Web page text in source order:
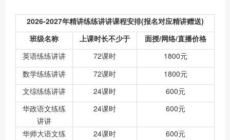
2026-2027年精讲练练讲讲课程安排(报名对应精讲赠送)
班级名称
上课时长不少于
面授/网络/直播价格
英语练练讲讲
72课时
1800元
数学练练讲讲
72课时
1800元
文综练练讲讲
24课时
600元
华政语文练练
讲讲
24课时 600元
华师大语文练
24课时 600元